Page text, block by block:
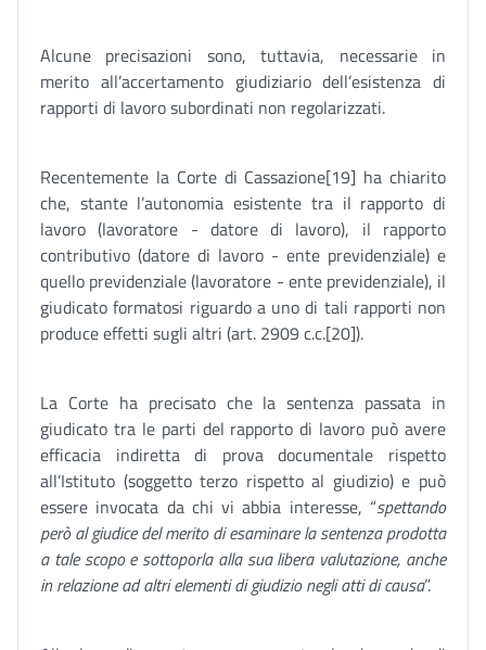
Alcune precisazioni sono, tuttavia, necessarie in
merito all’accertamento giudiziario dell’esistenza di
rapporti di lavoro subordinati non regolarizzati.
Recentemente la Corte di Cassazione[19] ha chiarito
che, stante l’autonomia esistente tra il rapporto di
lavoro (lavoratore - datore di lavoro), il rapporto
contributivo (datore di lavoro - ente previdenziale) e
quello previdenziale (lavoratore - ente previdenziale), il
giudicato formatosi riguardo a uno di tali rapporti non
produce effetti sugli altri (art. 2909 c.c.[20]).
La Corte ha precisato che la sentenza passata in
giudicato tra le parti del rapporto di lavoro può avere
efficacia indiretta di prova documentale rispetto
all’Istituto (soggetto terzo rispetto al giudizio) e può
essere invocata da chi vi abbia interesse, “spettando
però al giudice del merito di esaminare la sentenza prodotta
a tale scopo e sottoporla alla sua libera valutazione, anche
in relazione ad altri elementi di giudizio negli atti di causa”.